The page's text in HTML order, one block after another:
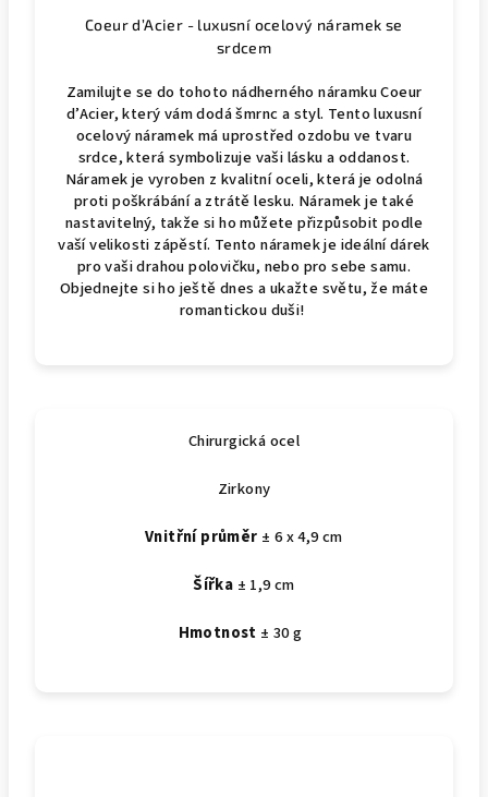
Coeur d’Acier - luxusní ocelový náramek se
srdcem
Zamilujte se do tohoto nádherného náramku Coeur
d’Acier, který vám dodá šmrnc a styl. Tento luxusní
ocelový náramek má uprostřed ozdobu ve tvaru
srdce, která symbolizuje vaši lásku a oddanost.
Náramek je vyroben z kvalitní oceli, která je odolná
proti poškrábání a ztrátě lesku. Náramek je také
nastavitelný, takže si ho můžete přizpůsobit podle
vaší velikosti zápěstí. Tento náramek je ideální dárek
pro vaši drahou polovičku, nebo pro sebe samu.
Objednejte si ho ještě dnes a ukažte světu, že máte
romantickou duši!
Chirurgická ocel
Zirkony
Vnitřní průměr ± 6 x 4,9 cm
Šířka ± 1,9 cm
Hmotnost ± 30 g